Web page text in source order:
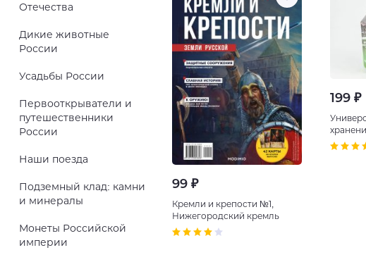
Отечества
Дикие животные
России
Усадьбы России
Первооткрыватели и
путешественники
России
Наши поезда
Подземный клад: камни
и минералы
Монеты Российской
империи
99 ₽
Кремли и крепости №1,
Нижегородский кремль
199 ₽